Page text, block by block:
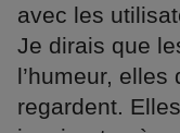
avec les
Je dirais que
l’humeur,
regardent.